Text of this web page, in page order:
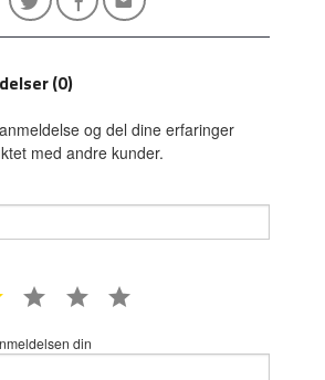
(0)
og del dine erfaringer
med andre kunder.
3 star 4 star 5 star
din